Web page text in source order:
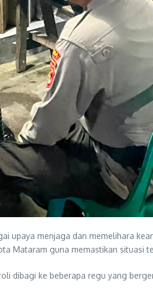
upaya menjaga dan memelihara
Mataram guna memastikan situasi
dibagi ke beberapa regu yang